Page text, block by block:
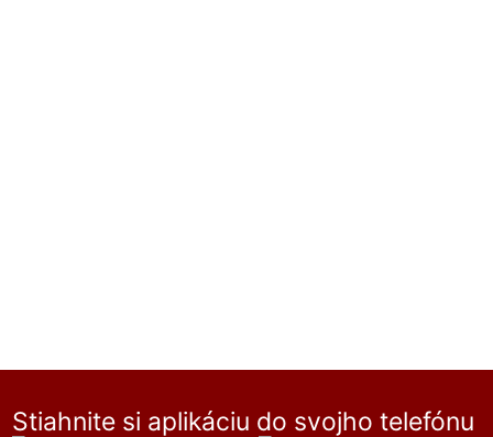
Stiahnite si aplikáciu do svojho telefónu